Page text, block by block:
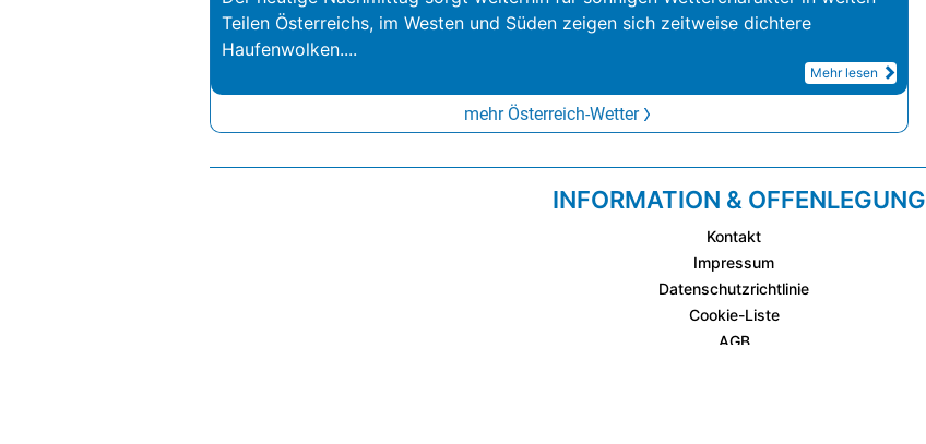
Teilen Österreichs, im Westen und Süden zeigen sich zeitweise dichtere
Haufenwolken....
Mehr lesen
mehr Österreich-Wetter
INFORMATION & OFFENLEGUNG
Kontakt
Impressum
Datenschutzrichtlinie
Cookie-Liste
AGB